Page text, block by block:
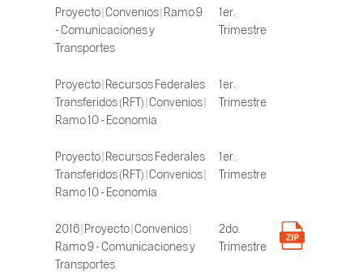
Proyecto | Convenios | Ramo 9
- Comunicaciones y
Transportes
1er.
Trimestre
Proyecto | Recursos Federales
Transferidos (RFT) | Convenios |
Ramo 10 - Economía
1er.
Trimestre
Proyecto | Recursos Federales
Transferidos (RFT) | Convenios |
Ramo 10 - Economía
1er.
Trimestre
2016 | Proyecto | Convenios |
Ramo 9 - Comunicaciones y
Transportes
2do.
Trimestre